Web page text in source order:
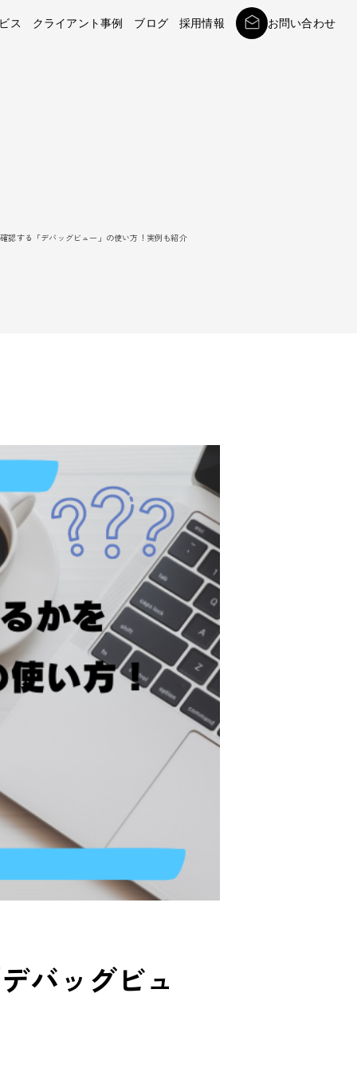
ス クライアント事例 ブログ 採用情報 お問い合わせ
認する「デバッグビュー」の使い方！実例も紹介
バッグビュ